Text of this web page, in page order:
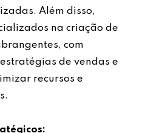
Além disso,
na criação de
com
de vendas e
recursos e